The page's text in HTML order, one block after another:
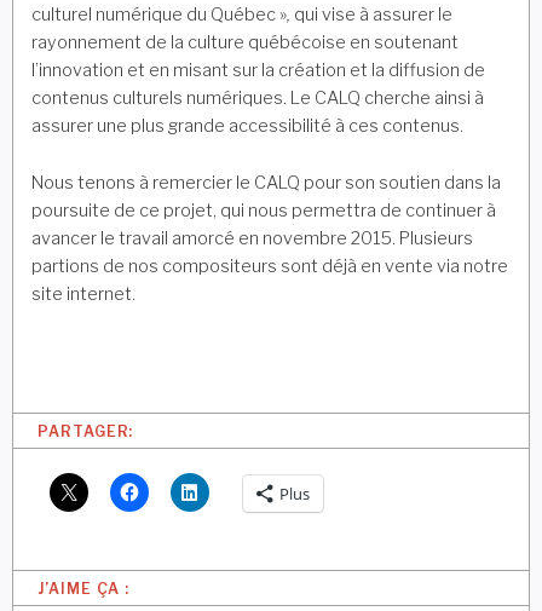
culturel numérique du Québec », qui vise à assurer le
rayonnement de la culture québécoise en soutenant
l’innovation et en misant sur la création et la diffusion de
contenus culturels numériques. Le CALQ cherche ainsi à
assurer une plus grande accessibilité à ces contenus.
Nous tenons à remercier le CALQ pour son soutien dans la
poursuite de ce projet, qui nous permettra de continuer à
avancer le travail amorcé en novembre 2015. Plusieurs
partions de nos compositeurs sont déjà en vente via notre
site internet.
PARTAGER:
Plus
J’AIME ÇA :